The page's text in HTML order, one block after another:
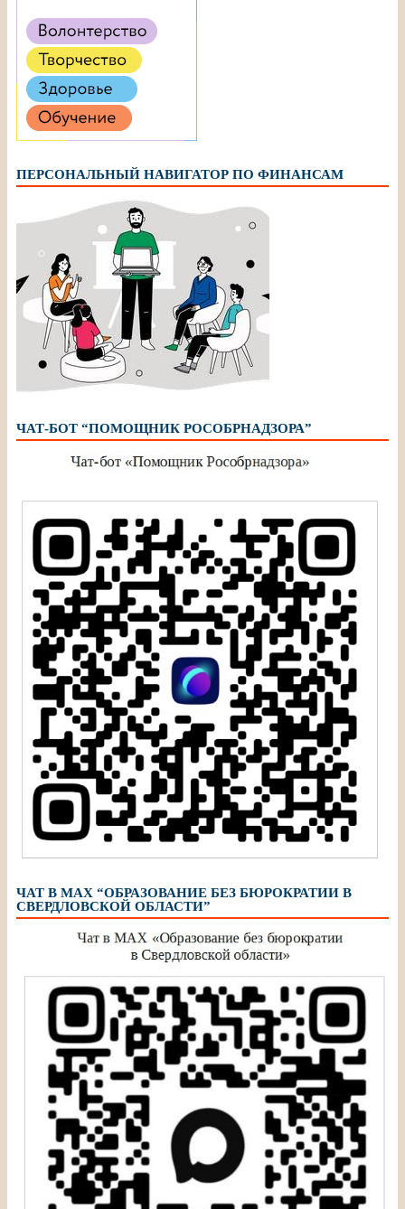
ПЕРСОНАЛЬНЫЙ НАВИГАТОР ПО ФИНАНСАМ
ЧАТ-БОТ “ПОМОЩНИК РОСОБРНАДЗОРА”
ЧАТ В МАХ “ОБРАЗОВАНИЕ БЕЗ БЮРОКРАТИИ В
СВЕРДЛОВСКОЙ ОБЛАСТИ”